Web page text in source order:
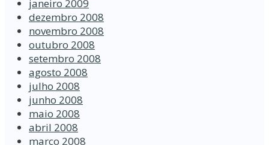
janeiro 2009
dezembro 2008
novembro 2008
outubro 2008
setembro 2008
agosto 2008
julho 2008
junho 2008
maio 2008
abril 2008
março 2008